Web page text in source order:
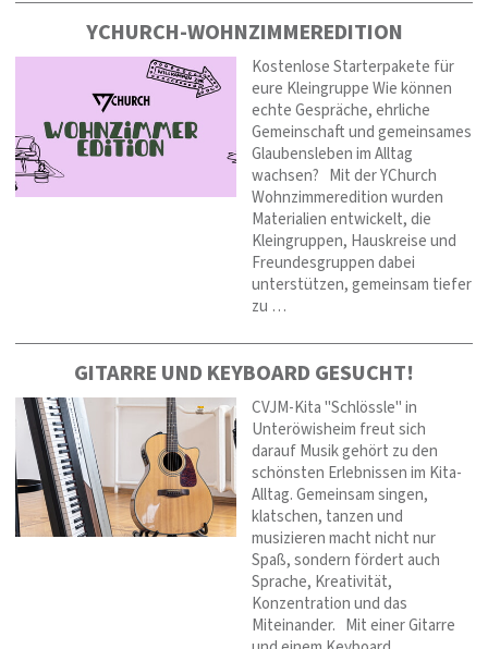
YCHURCH-WOHNZIMMEREDITION
Kostenlose Starterpakete für
eure Kleingruppe Wie können
echte Gespräche, ehrliche
Gemeinschaft und gemeinsames
Glaubensleben im Alltag
wachsen? Mit der YChurch
Wohnzimmeredition wurden
Materialien entwickelt, die
Kleingruppen, Hauskreise und
Freundesgruppen dabei
unterstützen, gemeinsam tiefer
zu …
GITARRE UND KEYBOARD GESUCHT!
CVJM-Kita "Schlössle" in
Unteröwisheim freut sich
darauf Musik gehört zu den
schönsten Erlebnissen im Kita-
Alltag. Gemeinsam singen,
klatschen, tanzen und
musizieren macht nicht nur
Spaß, sondern fördert auch
Sprache, Kreativität,
Konzentration und das
Miteinander. Mit einer Gitarre